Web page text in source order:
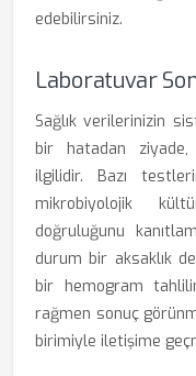
edebilirsiniz.
Laboratuvar
Sağlık verilerinizin
bir hatadan ziyade,
ilgilidir. Bazı
mikrobiyolojik
doğruluğunu
durum bir aksaklık
bir hemogram
rağmen sonuç
birimiyle iletişime